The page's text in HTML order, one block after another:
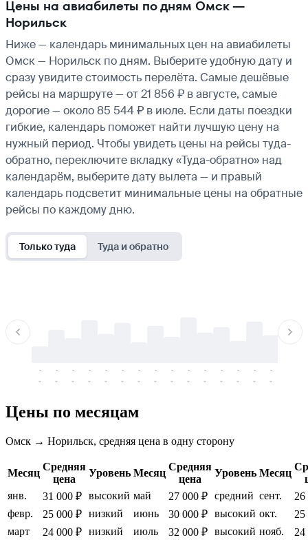
Цены на авиабилеты по дням Омск —
Норильск
Ниже — календарь минимальных цен на авиабилеты
Омск — Норильск по дням. Выберите удобную дату и
сразу увидите стоимость перелёта. Самые дешёвые
рейсы на маршруте — от 21 856 ₽ в августе, самые
дорогие — около 85 544 ₽ в июле. Если даты поездки
гибкие, календарь поможет найти лучшую цену на
нужный период. Чтобы увидеть цены на рейсы туда-
обратно, переключите вкладку «Туда-обратно» над
календарём, выберите дату вылета — и правый
календарь подсветит минимальные цены на обратные
рейсы по каждому дню.
Только туда Туда и обратно
-
-
-
-
-
-
-
-
-
-
-
-
-
-
-
-
-
-
-
-
-
-
-
-
-
-
-
-
-
-
Цены по месяцам
Омск → Норильск, средняя цена в одну сторону
Месяц
Средняя
цена
Уровень Месяц
Средняя
цена
Уровень Месяц
янв.
31 000 ₽ высокий май 27 000 ₽ средний сент.
26
февр.
25 000 ₽ низкий июнь 30 000 ₽ высокий окт.
25
март
24 000 ₽ низкий июль 32 000 ₽ высокий нояб.
24